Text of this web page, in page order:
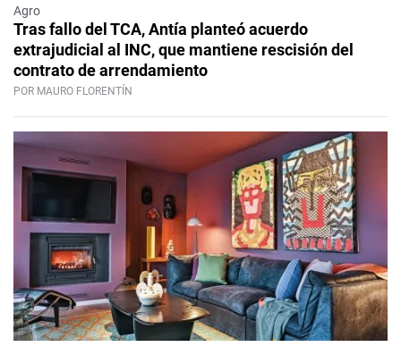
Agro
Tras fallo del TCA, Antía planteó acuerdo
extrajudicial al INC, que mantiene rescisión del
contrato de arrendamiento
POR MAURO FLORENTÍN